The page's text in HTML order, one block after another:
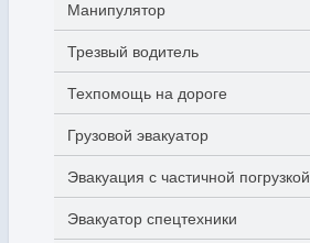
Манипулятор
Трезвый водитель
Техпомощь на дороге
Грузовой эвакуатор
Эвакуация с частичной погрузкой
Эвакуатор спецтехники